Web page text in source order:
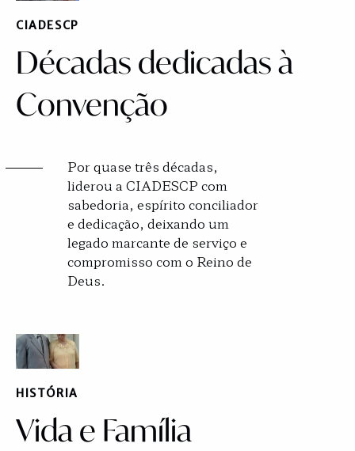
CIADESCP
Décadas dedicadas à
Convenção
Por quase três décadas,
liderou a CIADESCP com
sabedoria, espírito conciliador
e dedicação, deixando um
legado marcante de serviço e
compromisso com o Reino de
Deus.
HISTÓRIA
Vida e Família